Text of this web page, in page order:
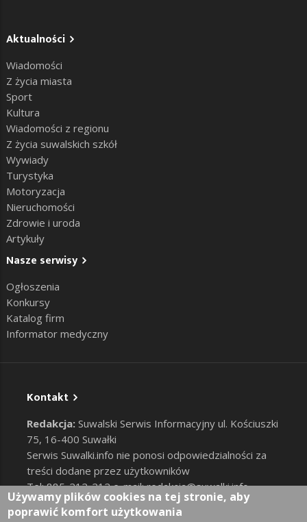
Aktualności
Wiadomości
Z życia miasta
Sport
Kultura
Wiadomości z regionu
Z życia suwalskich szkół
Wywiady
Turystyka
Motoryzacja
Nieruchomości
Zdrowie i uroda
Artykuły
Nasze serwisy
Ogłoszenia
Konkursy
Katalog firm
Informator medyczny
Kontakt
Redakcja: Suwalski Serwis Informacyjny ul. Kościuszki
75, 16-400 Suwałki
Serwis Suwalki.info nie ponosi odpowiedzialności za
treści dodane przez użytkowników
Tel: 885-212-212 e-mail:redakcja@suwalki.info,
reklama@suwalki.info
RODO |Cookies
Używamy plików cookies na tej stronie, aby
poprawić komfort użytkowania